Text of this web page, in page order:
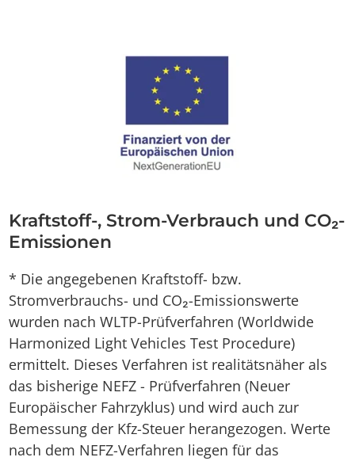
Kraftstoff-, Strom-Verbrauch und CO₂-
Emissionen
* Die angegebenen Kraftstoff- bzw.
Stromverbrauchs- und CO₂-Emissionswerte
wurden nach WLTP-Prüfverfahren (Worldwide
Harmonized Light Vehicles Test Procedure)
ermittelt. Dieses Verfahren ist realitätsnäher als
das bisherige NEFZ - Prüfverfahren (Neuer
Europäischer Fahrzyklus) und wird auch zur
Bemessung der Kfz-Steuer herangezogen. Werte
nach dem NEFZ-Verfahren liegen für das